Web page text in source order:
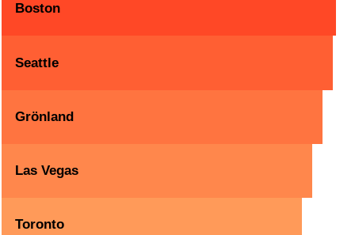
Boston
Seattle
Grönland
Las Vegas
Toronto